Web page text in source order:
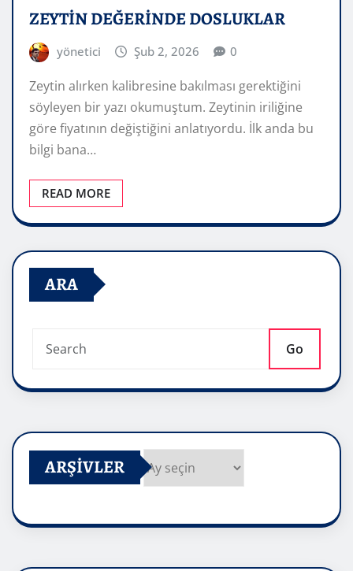
ZEYTİN DEĞERİNDE DOSLUKLAR
yönetici Şub 2, 2026 0
Zeytin alırken kalibresine bakılması gerektiğini
söyleyen bir yazı okumuştum. Zeytinin iriliğine
göre fiyatının değiştiğini anlatıyordu. İlk anda bu
bilgi bana…
READ MORE
ARA
Go
ARŞIVLER